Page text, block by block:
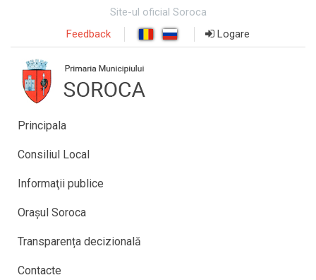
Site-ul oficial Soroca
Feedback
Logare
Principala
Consiliul Local
Informaţii publice
Orașul Soroca
Transparența decizională
Contacte